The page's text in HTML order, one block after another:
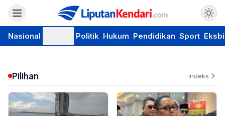
Nasional Politik Hukum Pendidikan Sport
Pilihan Indeks